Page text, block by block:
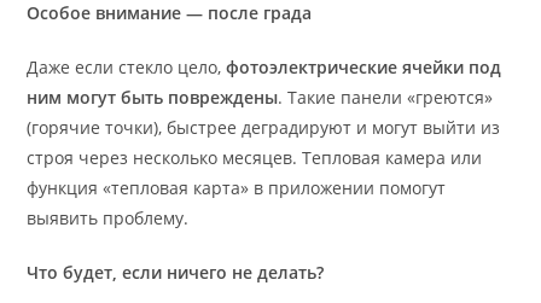
Особое внимание — после града
Даже если стекло цело,фотоэлектрические ячейки под
ним могут быть повреждены. Такие панели «греются»
(горячие точки), быстрее деградируют и могут выйти из
строя через несколько месяцев. Тепловая камера или
функция «тепловая карта» в приложении помогут
выявить проблему.
Что будет, если ничего не делать?